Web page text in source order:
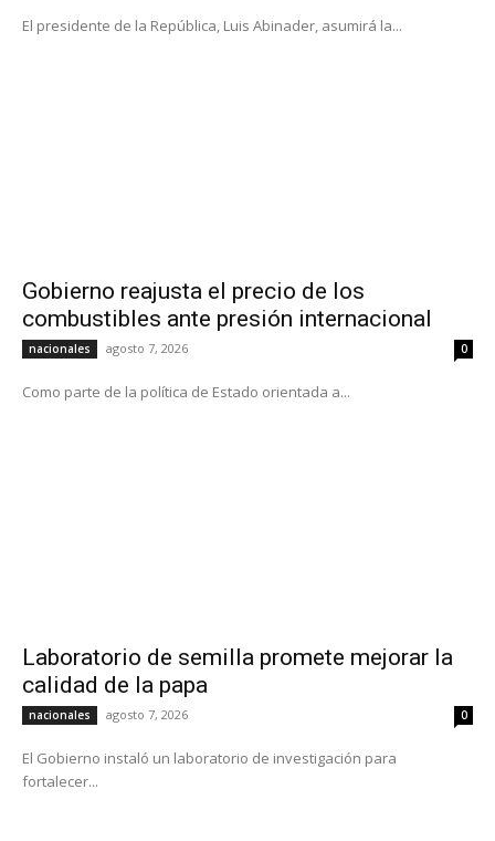
El presidente de la República, Luis Abinader, asumirá la...
Gobierno reajusta el precio de los
combustibles ante presión internacional
nacionales agosto 7, 2026 0
Como parte de la política de Estado orientada a...
Laboratorio de semilla promete mejorar la
calidad de la papa
nacionales agosto 7, 2026 0
El Gobierno instaló un laboratorio de investigación para
fortalecer...